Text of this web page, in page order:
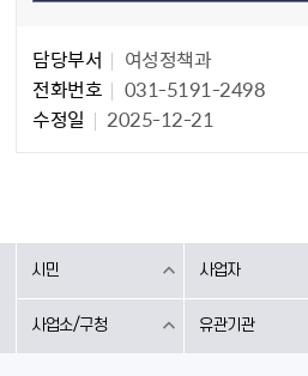
담당부서
여성정책과
전화번호
031-5191-2498
수정일
2025-12-21
시민 사업자
사업소/구청 유관기관